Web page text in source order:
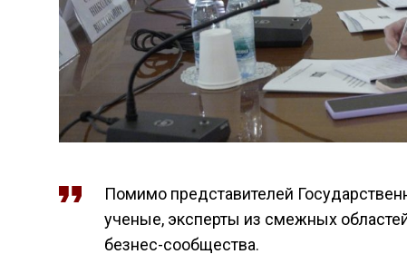
Помимо представителей
ученые, эксперты из смежных
безнес-сообщества.